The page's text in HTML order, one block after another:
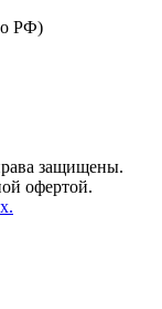
РФ)
защищены.
офертой.